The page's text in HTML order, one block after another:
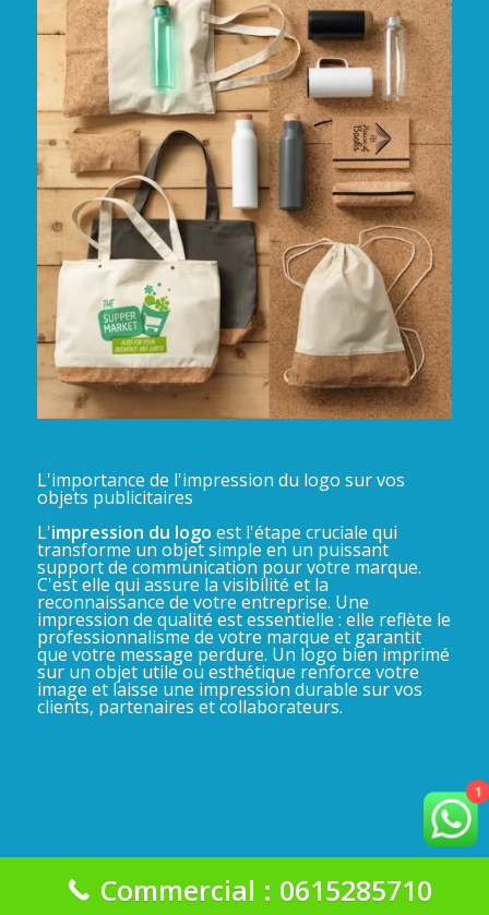
L'importance de l'impression du logo sur vos
objets publicitaires
L'impression du logo est l'étape cruciale qui
transforme un objet simple en un puissant
support de communication pour votre marque.
C'est elle qui assure la visibilité et la
reconnaissance de votre entreprise. Une
impression de qualité est essentielle : elle reflète le
professionnalisme de votre marque et garantit
que votre message perdure. Un logo bien imprimé
sur un objet utile ou esthétique renforce votre
image et laisse une impression durable sur vos
clients, partenaires et collaborateurs.
La Gadgeterie 2025©
1
Commercial : 0615285710